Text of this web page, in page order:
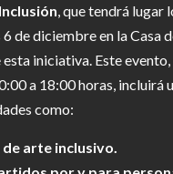
, que tendrá lugar
de diciembre en la Casa
iniciativa. Este evento,
a 18:00 horas, incluirá
como:
arte inclusivo.